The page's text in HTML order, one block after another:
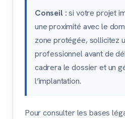
Conseil :si votre projet
une proximité avec le
zone protégée, sollicitez
professionnel avant de
cadrera le dossier et un
l’implantation.
Pour consulter les bases